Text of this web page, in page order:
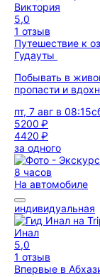
Виктория
5,0
1 отзыв
Путешествие к
Гудауты
Побывать в
пропасти и
пт, 7 авг в 08:15
5200 ₽
4420 ₽
за одного
8 часов
На автомобиле
индивидуальная
Инал
5,0
1 отзыв
Впервые в